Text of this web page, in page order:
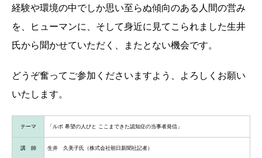
経験や環境の中でしか思い至らぬ傾向のある人間の営み
を、ヒューマンに、そして身近に見てこられました生井
氏から聞かせていただく、またとない機会です。
どうぞ奮ってご参加くださいますよう、よろしくお願い
いたします。
テーマ 「ルポ 希望の人びと ここまできた認知症の当事者発信」
講 師 生井 久美子氏（株式会社朝日新聞社記者）